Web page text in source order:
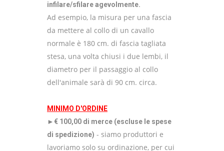
infilare/sfilare agevolmente.
Ad esempio, la misura per una fascia
da mettere al collo di un cavallo
normale è 180 cm. di fascia tagliata
stesa, una volta chiusi i due lembi, il
diametro per il passaggio al collo
dell'animale sarà di 90 cm. circa.
MINIMO D'ORDINE
►€ 100,00 di merce (escluse le spese
di spedizione) - siamo produttori e
lavoriamo solo su ordinazione, per cui